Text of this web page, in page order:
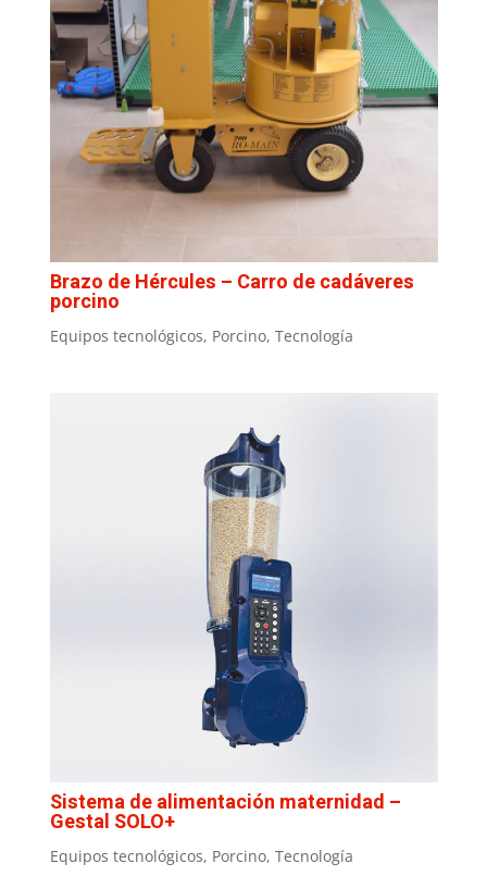
Brazo de Hércules – Carro de cadáveres
porcino
Equipos tecnológicos, Porcino, Tecnología
Sistema de alimentación maternidad –
Gestal SOLO+
Equipos tecnológicos, Porcino, Tecnología